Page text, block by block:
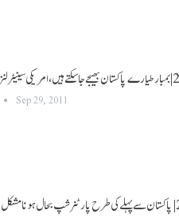
Sep 29, 2011